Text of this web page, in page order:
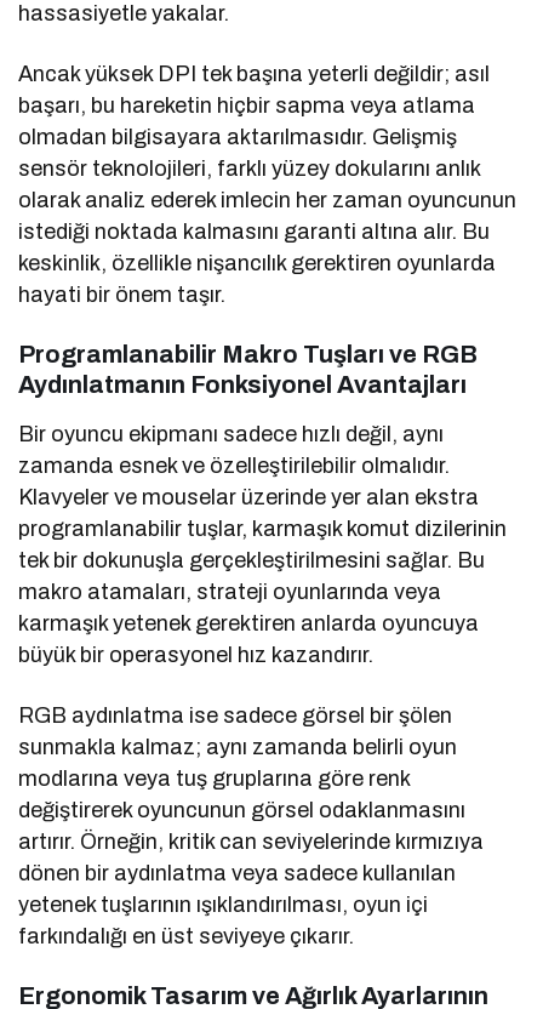
hassasiyetle yakalar.
Ancak yüksek DPI tek başına yeterli değildir; asıl
başarı, bu hareketin hiçbir sapma veya atlama
olmadan bilgisayara aktarılmasıdır. Gelişmiş
sensör teknolojileri, farklı yüzey dokularını anlık
olarak analiz ederek imlecin her zaman oyuncunun
istediği noktada kalmasını garanti altına alır. Bu
keskinlik, özellikle nişancılık gerektiren oyunlarda
hayati bir önem taşır.
Programlanabilir Makro Tuşları ve RGB
Aydınlatmanın Fonksiyonel Avantajları
Bir oyuncu ekipmanı sadece hızlı değil, aynı
zamanda esnek ve özelleştirilebilir olmalıdır.
Klavyeler ve mouselar üzerinde yer alan ekstra
programlanabilir tuşlar, karmaşık komut dizilerinin
tek bir dokunuşla gerçekleştirilmesini sağlar. Bu
makro atamaları, strateji oyunlarında veya
karmaşık yetenek gerektiren anlarda oyuncuya
büyük bir operasyonel hız kazandırır.
RGB aydınlatma ise sadece görsel bir şölen
sunmakla kalmaz; aynı zamanda belirli oyun
modlarına veya tuş gruplarına göre renk
değiştirerek oyuncunun görsel odaklanmasını
artırır. Örneğin, kritik can seviyelerinde kırmızıya
dönen bir aydınlatma veya sadece kullanılan
yetenek tuşlarının ışıklandırılması, oyun içi
farkındalığı en üst seviyeye çıkarır.
Ergonomik Tasarım ve Ağırlık Ayarlarının